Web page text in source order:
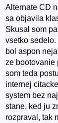
Alternate CD
sa objavila
Skusal som
vsetko
bol aspon
ze bootovanie
som teda
internej
system bez
stane, ked ju
rozpraval, tak